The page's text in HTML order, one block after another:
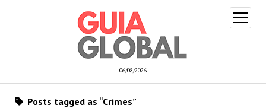
06/08/2026
open
menu
Posts tagged as “Crimes”